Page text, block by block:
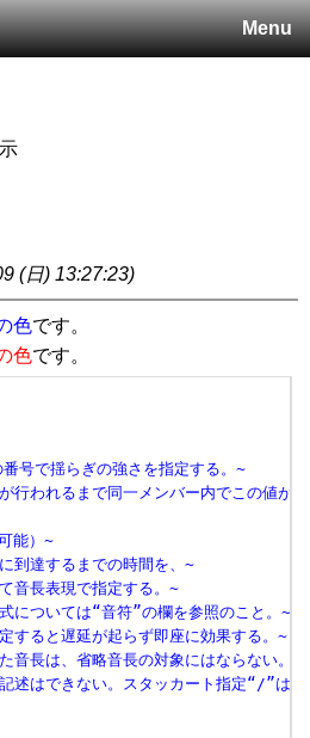
Menu
(日) 13:27:23)
色です。
色です。
号で揺らぎの強さを指定する。~
行われるまで同一メンバー内でこの値が
能）~
到達するまでの時間を、~
音長表現で指定する。~
については“音符”の欄を参照のこと。~
すると遅延が起らず即座に効果する。~
音長は、省略音長の対象にはならない。~
述はできない。スタッカート指定“/”は使